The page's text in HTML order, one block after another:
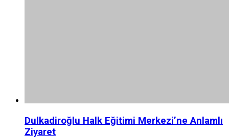
Dulkadiroğlu Halk Eğitimi Merkezi’ne Anlamlı
Ziyaret